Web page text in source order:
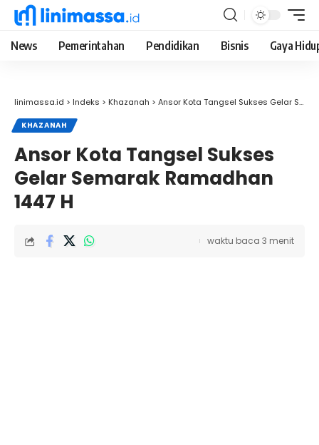
News Pemerintahan Pendidikan Bisnis Gaya
linimassa.id > Indeks > Khazanah > Ansor Kota Tangsel Sukses Gelar Semarak Ramadhan 1447 H
KHAZANAH
Ansor Kota Tangsel Sukses
Gelar Semarak Ramadhan
1447 H
waktu baca 3 menit